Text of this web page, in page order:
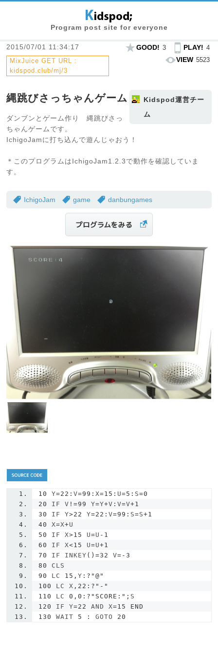
Program post site for everyone
2015/07/01 11:34:17
MixJuice GET URL :
kidspod.club/mj/3
GOOD! 3 PLAY! 4
VIEW 5523
Kidspod運営チー
ム
縄跳びさっちゃんゲーム
ダンブンとゲーム作り 縄跳びさっ
ちゃんゲームです。
IchigoJamに打ち込んで遊んじゃおう！
＊このプログラムはIchigoJam1.2.3で動作を確認していま
す。
IchigoJam game danbungames
10 Y=22 :V=99 :X=15 : U=5 : S=0
20
IF V !=99 Y=Y+V :V=V+1
30
IF Y>22 Y=22 :V=99 : S=S+1
40
X=X+U
50
IF X>15 U=U - 1
60
IF X<15 U=U+1
70
IF INKEY ()=32 V=-3
80
CLS
90
LC 15 ,Y :? "@"
100
LC X , 22 :? "-"
110
LC 0 ,0 :? "SCORE:" ; S
120
IF Y=22 AND X=15
END
130
WAIT 5 : GOTO 20